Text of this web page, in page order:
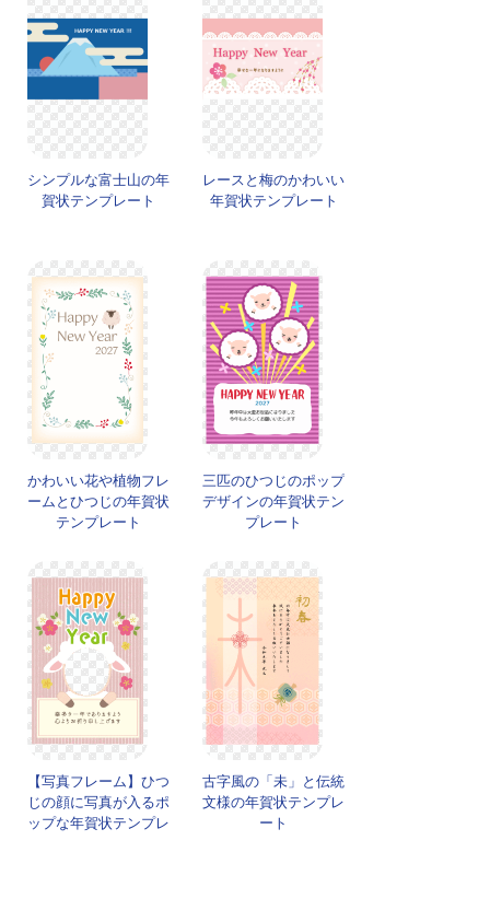
シンプルな富士山の年
賀状テンプレート
レースと梅のかわいい
年賀状テンプレート
かわいい花や植物フレ
ームとひつじの年賀状
テンプレート
三匹のひつじのポップ
デザインの年賀状テン
プレート
【写真フレーム】ひつ
じの顔に写真が入るポ
ップな年賀状テンプレ
古字風の「未」と伝統
文様の年賀状テンプレ
ート